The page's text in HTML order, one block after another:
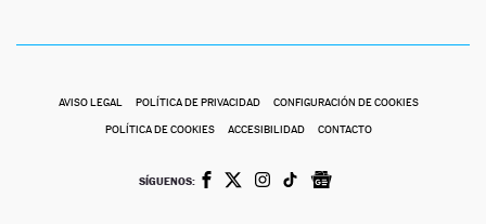
AVISO LEGAL POLÍTICA DE PRIVACIDAD CONFIGURACIÓN DE COOKIES
POLÍTICA DE COOKIES ACCESIBILIDAD CONTACTO
SÍGUENOS: